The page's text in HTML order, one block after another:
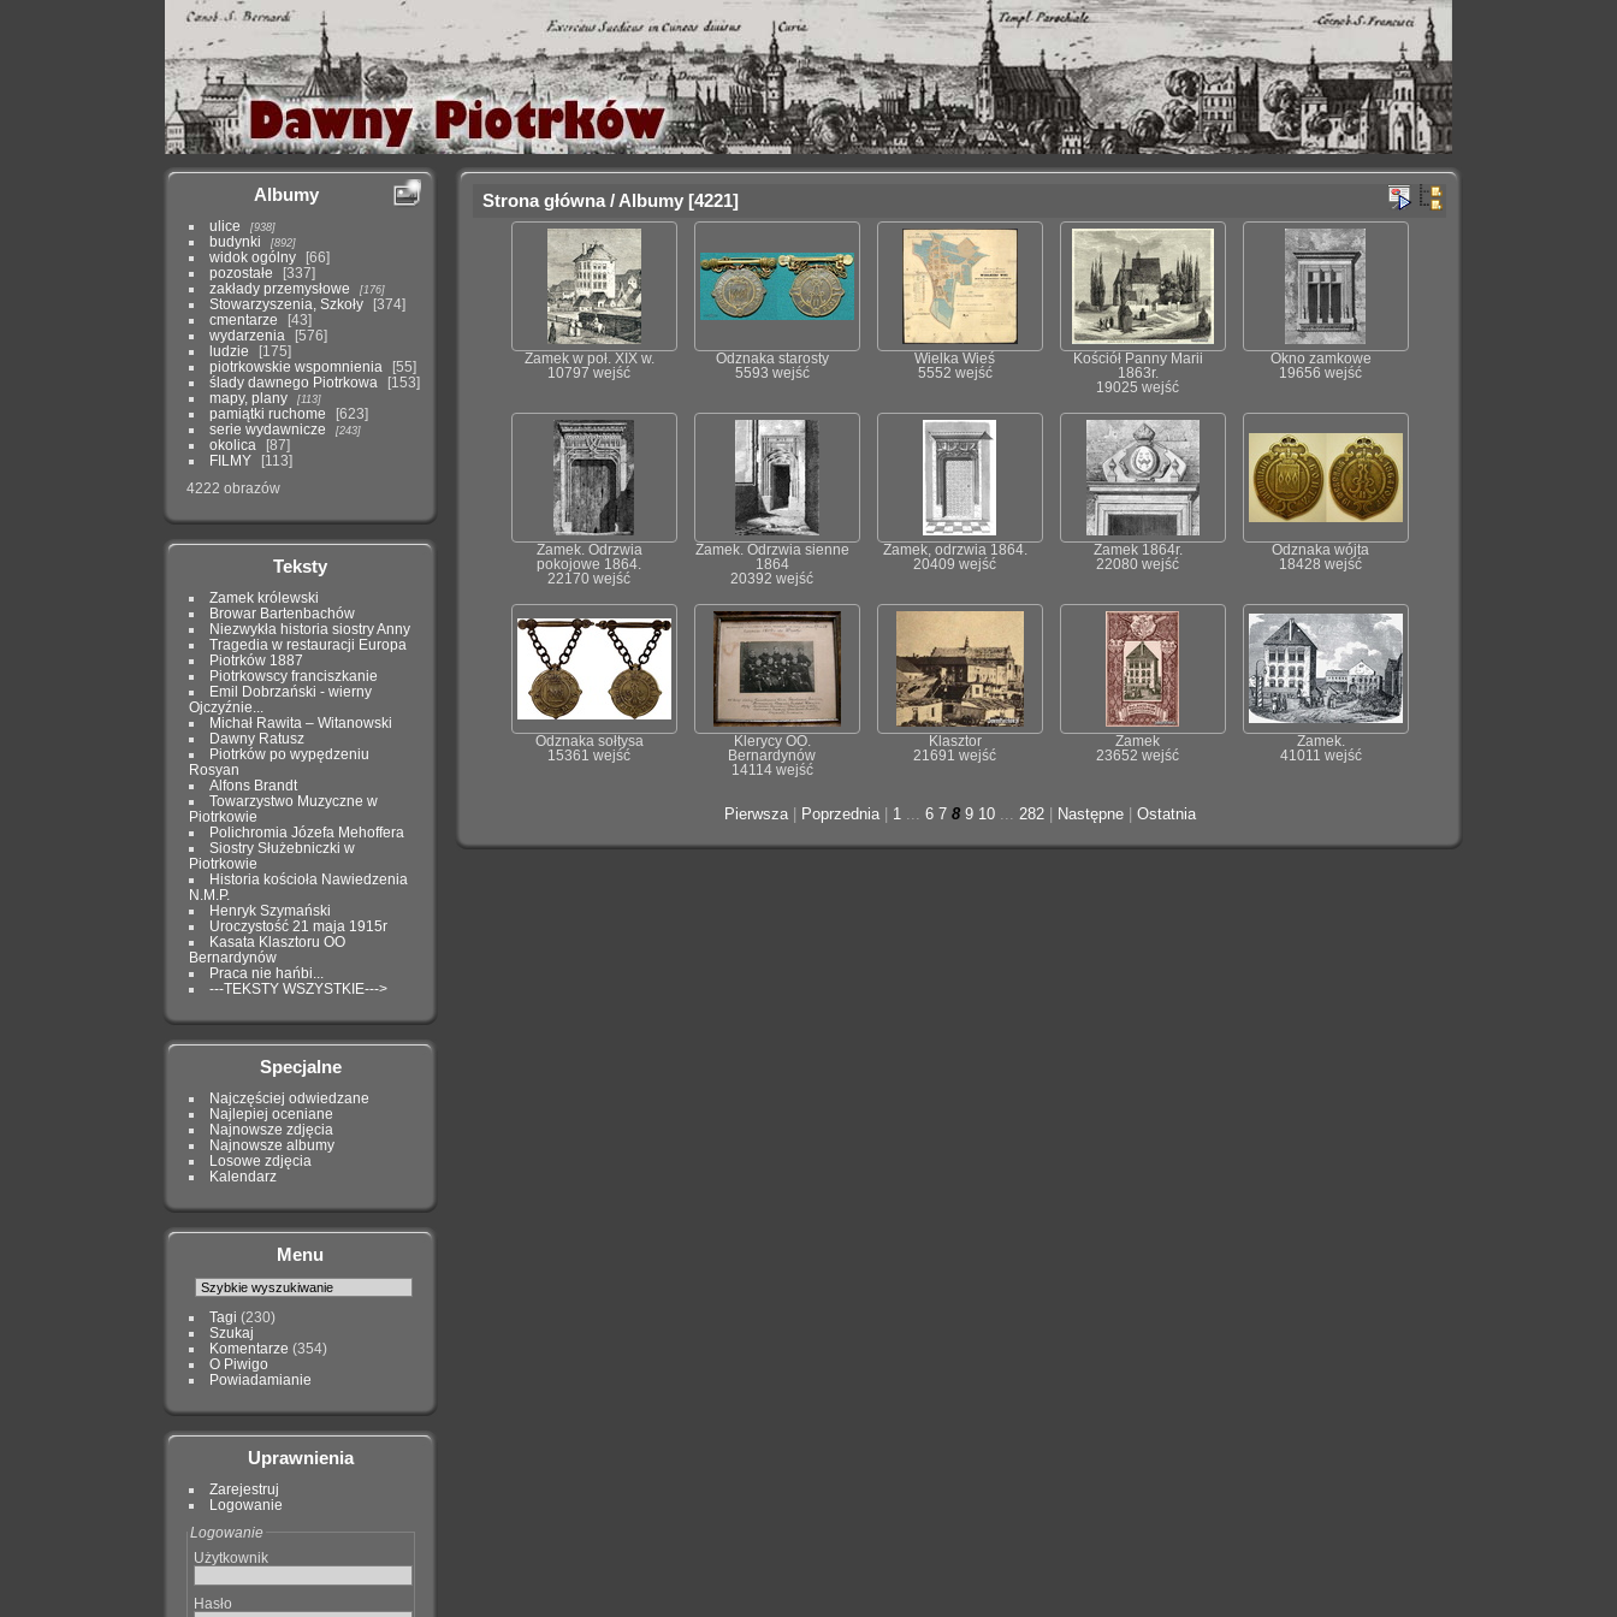
Albumy
ulice 938
budynki 892
widok ogólny
66
pozostałe
337
zakłady przemysłowe
176
Stowarzyszenia, Szkoły
374
cmentarze
43
wydarzenia
576
ludzie
175
piotrkowskie wspomnienia
55
ślady dawnego Piotrkowa
153
mapy, plany
113
pamiątki ruchome
623
serie wydawnicze
243
okolica
87
FILMY
113
4222 obrazów
Teksty
Zamek królewski
Browar Bartenbachów
Niezwykła historia siostry Anny
Tragedia w restauracji Europa
Piotrków 1887
Piotrkowscy franciszkanie
Emil Dobrzański - wierny
Ojczyźnie...
Michał Rawita – Witanowski
Dawny Ratusz
Piotrków po wypędzeniu
Rosyan
Alfons Brandt
Towarzystwo Muzyczne w
Piotrkowie
Polichromia Józefa Mehoffera
Siostry Służebniczki w
Piotrkowie
Historia kościoła Nawiedzenia
N.M.P.
Henryk Szymański
Uroczystość 21 maja 1915r
Kasata Klasztoru OO
Bernardynów
Praca nie hańbi...
---TEKSTY WSZYSTKIE--->
Specjalne
Najczęściej odwiedzane
Najlepiej oceniane
Najnowsze zdjęcia
Najnowsze albumy
Losowe zdjęcia
Kalendarz
Menu
Tagi (230)
Szukaj
Komentarze (354)
O Piwigo
Powiadamianie
Uprawnienia
Zarejestruj
Logowanie
Logowanie
Użytkownik
Hasło
Strona główna/ Albumy 4221
Zamek w poł. XIX w.
10797 wejść
Odznaka starosty
5593 wejść
Wielka Wieś
5552 wejść
Kościół Panny Marii
1863r.
19025 wejść
Okno zamkowe
19656 wejść
Zamek. Odrzwia
pokojowe 1864.
22170 wejść
Zamek. Odrzwia sienne
1864
20392 wejść
Zamek, odrzwia 1864.
20409 wejść
Zamek 1864r.
22080 wejść
Odznaka wójta
18428 wejść
Odznaka sołtysa
15361 wejść
Klerycy OO.
Bernardynów
14114 wejść
Klasztor
21691 wejść
Zamek
23652 wejść
Zamek.
41011 wejść
Pierwsza| Poprzednia| 1... 6 7 8 9 10... 282 Następne Ostatnia